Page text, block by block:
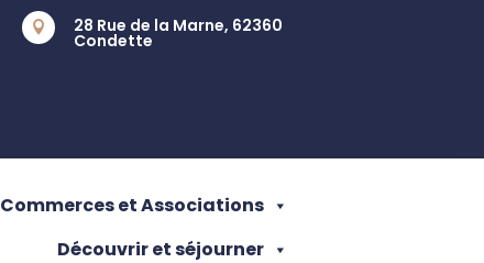
 28 Rue de la Marne, 62360
Condette
Commerces et Associations
Découvrir et séjourner